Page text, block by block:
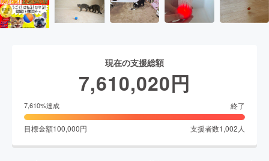
現在の支援総額
7,610,020円
7,610%達成 終了
目標金額100,000円 支援者数1,002 人